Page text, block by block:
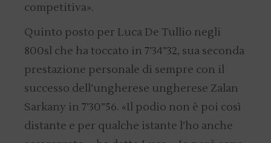
competitiva».
Quinto posto per Luca De Tullio negli
800sl che ha toccato in 7’34”32, sua seconda
prestazione personale di sempre con il
successo dell’ungherese ungherese Zalan
Sarkany in 7’30”56. «Il podio non è poi così
distante e per qualche istante l’ho anche